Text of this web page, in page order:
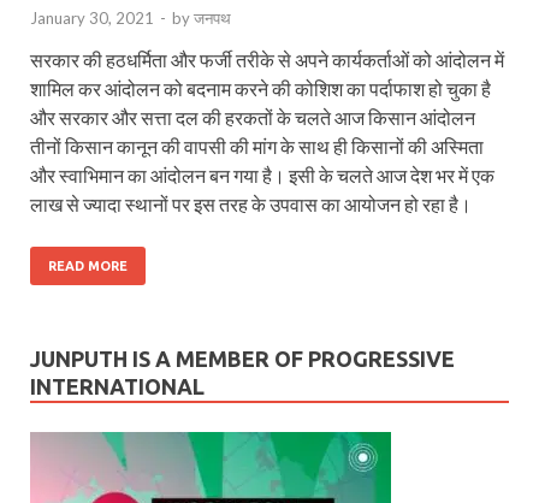
January 30, 2021 - byजनपथ
सरकार की हठधर्मिता और फर्जी तरीके से अपने कार्यकर्ताओं को आंदोलन में
शामिल कर आंदोलन को बदनाम करने की कोशिश का पर्दाफाश हो चुका है
और सरकार और सत्ता दल की हरकतों के चलते आज किसान आंदोलन
तीनों किसान कानून की वापसी की मांग के साथ ही किसानों की अस्मिता
और स्वाभिमान का आंदोलन बन गया है। इसी के चलते आज देश भर में एक
लाख से ज्यादा स्थानों पर इस तरह के उपवास का आयोजन हो रहा है।
READ MORE
JUNPUTH IS A MEMBER OF PROGRESSIVE
INTERNATIONAL